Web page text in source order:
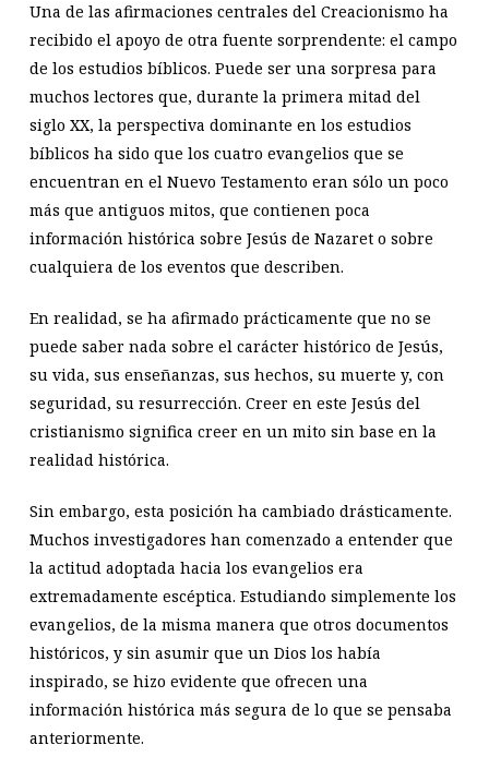
Una de las afirmaciones centrales del Creacionismo ha
recibido el apoyo de otra fuente sorprendente: el campo
de los estudios bíblicos. Puede ser una sorpresa para
muchos lectores que, durante la primera mitad del
siglo XX, la perspectiva dominante en los estudios
bíblicos ha sido que los cuatro evangelios que se
encuentran en el Nuevo Testamento eran sólo un poco
más que antiguos mitos, que contienen poca
información histórica sobre Jesús de Nazaret o sobre
cualquiera de los eventos que describen.
En realidad, se ha afirmado prácticamente que no se
puede saber nada sobre el carácter histórico de Jesús,
su vida, sus enseñanzas, sus hechos, su muerte y, con
seguridad, su resurrección. Creer en este Jesús del
cristianismo significa creer en un mito sin base en la
realidad histórica.
Sin embargo, esta posición ha cambiado drásticamente.
Muchos investigadores han comenzado a entender que
la actitud adoptada hacia los evangelios era
extremadamente escéptica. Estudiando simplemente los
evangelios, de la misma manera que otros documentos
históricos, y sin asumir que un Dios los había
inspirado, se hizo evidente que ofrecen una
información histórica más segura de lo que se pensaba
anteriormente.